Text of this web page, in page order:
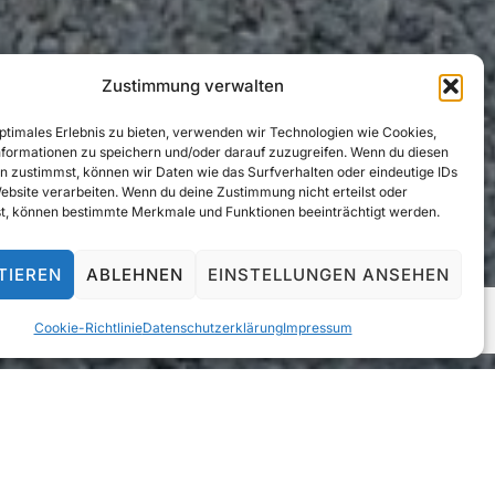
Zustimmung verwalten
Erlebnis zu bieten, verwenden wir Technologien wie Cookies,
zu speichern und/oder darauf zuzugreifen. Wenn du diesen
zustimmst, können wir Daten wie das Surfverhalten oder eindeutige IDs
verarbeiten. Wenn du deine Zustimmung nicht erteilst oder
können bestimmte Merkmale und Funktionen beeinträchtigt werden.
ABLEHNEN EINSTELLUNGEN ANSEHEN
Cookie-RichtlinieDatenschutzerklärungImpressum
2023